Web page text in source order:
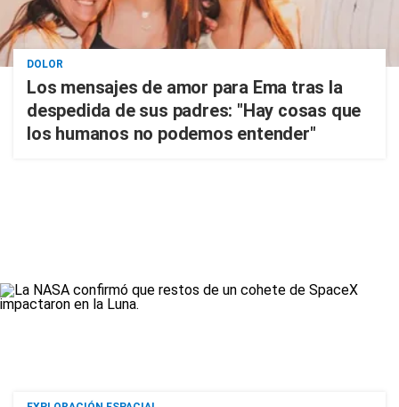
DOLOR
Los mensajes de amor para Ema tras la
despedida de sus padres: "Hay cosas que
los humanos no podemos entender"